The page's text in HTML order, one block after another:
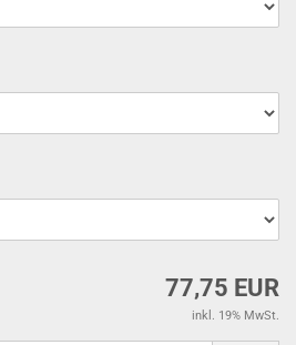
77,75 EUR
inkl. 19% MwSt.